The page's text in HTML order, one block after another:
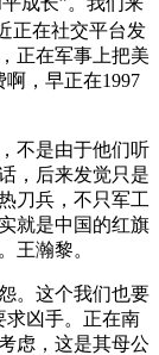
正在社交平台发
正在军事上把美
，早正在1997
不是由于他们听
，后来发觉只是
刀兵，不只军工
就是中国的红旗
王瀚黎。
。这个我们也要
求凶手。正在南
虑，这是其母公